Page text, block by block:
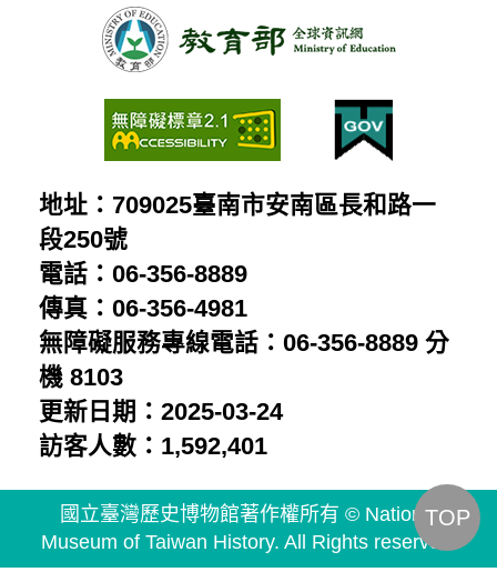
地址：709025臺南市安南區長和路一
段250號
電話：06-356-8889
傳真：06-356-4981
無障礙服務專線電話：06-356-8889 分
機 8103
更新日期：2025-03-24
訪客人數：1,592,401
國立臺灣歷史博物館著作權所有 © National
Museum of Taiwan History. All Rights reserved.
TOP